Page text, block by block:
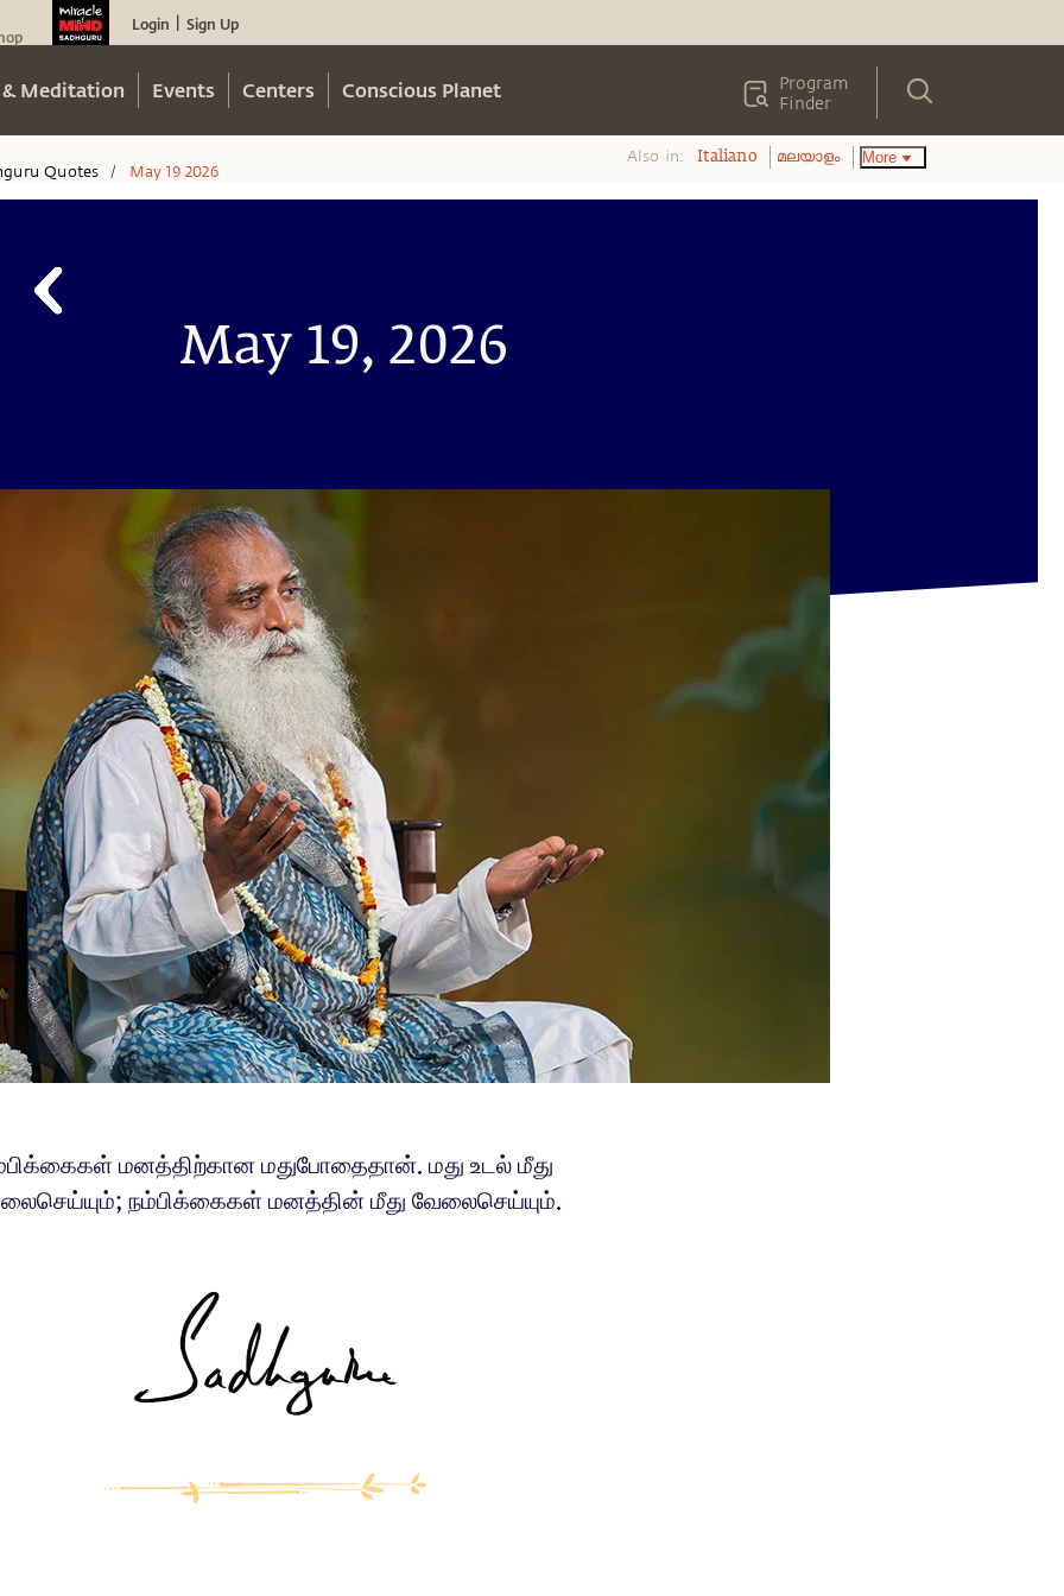
Login Sign Up
& Meditation Events Centers Conscious Planet
Program
Finder
Quotes / May 19 2026
Also in: Italiano മലയാളം More
May 19, 2026
மனத்திற்கான மதுபோதைதான். மது உடல் மீது
நம்பிக்கைகள் மனத்தின் மீது வேலைசெய்யும்.